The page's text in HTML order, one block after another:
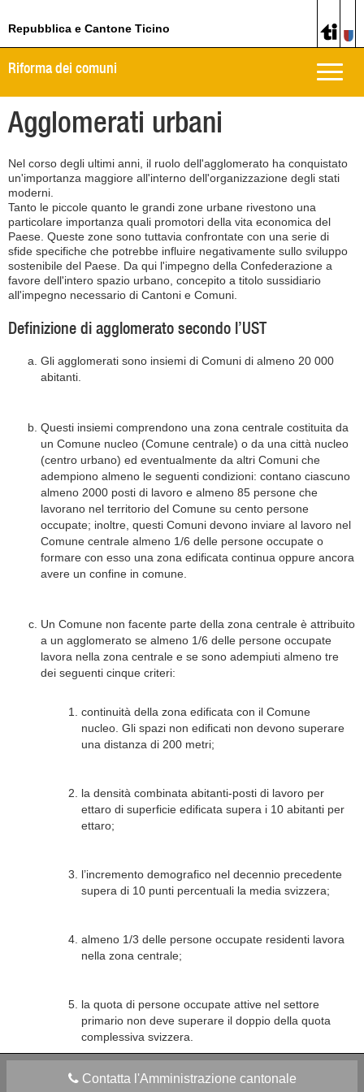
Repubblica e Cantone Ticino
Toggle
Riforma dei comuni
Agglomerati urbani
Nel corso degli ultimi anni, il ruolo dell'agglomerato ha conquistato
un'importanza maggiore all'interno dell'organizzazione degli stati
moderni.
Tanto le piccole quanto le grandi zone urbane rivestono una
particolare importanza quali promotori della vita economica del
Paese. Queste zone sono tuttavia confrontate con una serie di
sfide specifiche che potrebbe influire negativamente sullo sviluppo
sostenibile del Paese. Da qui l'impegno della Confederazione a
favore dell'intero spazio urbano, concepito a titolo sussidiario
all'impegno necessario di Cantoni e Comuni.
Definizione di agglomerato secondo l’UST
Gli agglomerati sono insiemi di Comuni di almeno 20 000
abitanti.
Questi insiemi comprendono una zona centrale costituita da
un Comune nucleo (Comune centrale) o da una città nucleo
(centro urbano) ed eventualmente da altri Comuni che
adempiono almeno le seguenti condizioni: contano ciascuno
almeno 2000 posti di lavoro e almeno 85 persone che
lavorano nel territorio del Comune su cento persone
occupate; inoltre, questi Comuni devono inviare al lavoro nel
Comune centrale almeno 1/6 delle persone occupate o
formare con esso una zona edificata continua oppure ancora
avere un confine in comune.
Un Comune non facente parte della zona centrale è attribuito
a un agglomerato se almeno 1/6 delle persone occupate
lavora nella zona centrale e se sono adempiuti almeno tre
dei seguenti cinque criteri:
continuità della zona edificata con il Comune
nucleo. Gli spazi non edificati non devono superare
una distanza di 200 metri;
la densità combinata abitanti-posti di lavoro per
ettaro di superficie edificata supera i 10 abitanti per
ettaro;
l’incremento demografico nel decennio precedente
supera di 10 punti percentuali la media svizzera;
almeno 1/3 delle persone occupate residenti lavora
nella zona centrale;
la quota di persone occupate attive nel settore
primario non deve superare il doppio della quota
complessiva svizzera.
Contatta l'Amministrazione cantonale